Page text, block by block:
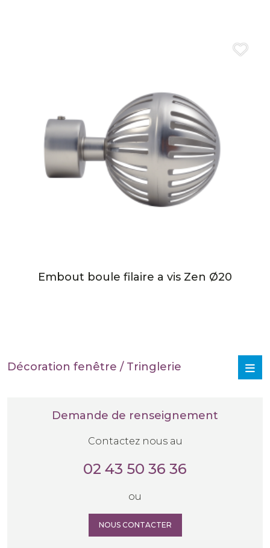
Embout boule filaire a vis Zen Ø20
Décoration fenêtre / Tringlerie
Demande de renseignement
Contactez nous au
02 43 50 36 36
ou
NOUS CONTACTER